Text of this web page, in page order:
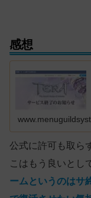
感想
公式に許可も取ら
こはもう良いとし
ームというのはサ